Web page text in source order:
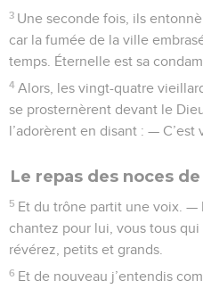
3 Une seconde fois, ils
car la fumée de la ville
temps. Éternelle est sa
4 Alors, les vingt-quatre
se prosternèrent devant le
l’adorèrent en disant : — C’est
Le repas des noces
5 Et du trône partit une voix. —
chantez pour lui, vous tous
révérez, petits et grands.
6 Et de nouveau j’entendis